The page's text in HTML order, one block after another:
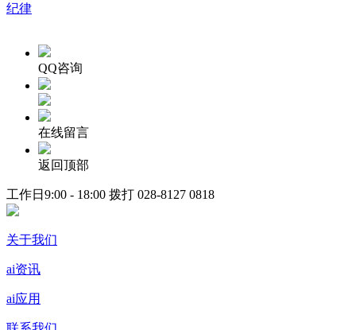
纪律
QQ咨询
在线留言
返回顶部
工作日9:00 - 18:00 拨打 028-8127 0818
关于我们
ai资讯
ai应用